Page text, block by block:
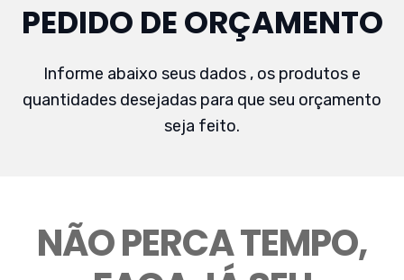
PEDIDO DE ORÇAMENTO
Informe abaixo seus dados , os produtos e
quantidades desejadas para que seu orçamento
seja feito.
NÃO PERCA TEMPO,